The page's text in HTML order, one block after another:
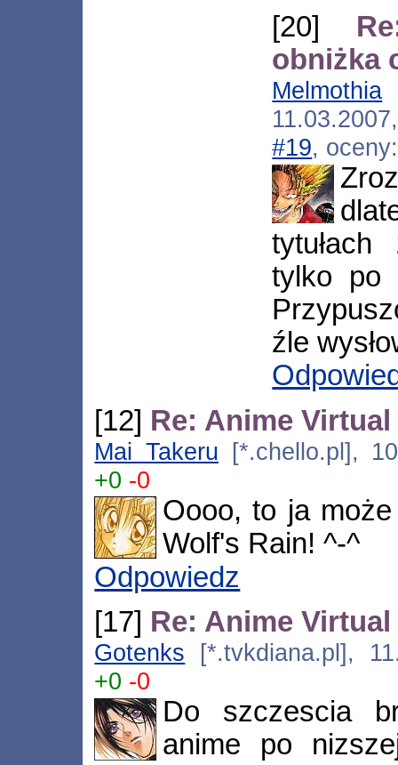
[20]
obniżka
Melmothia
#19,
tylko po
źle
[12] Re: Anime
Mai Takeru [*.chello.pl],
+0 -0
Oooo, to ja
Wolf's Rain! ^-^
Odpowiedz
[17] Re: Anime
Gotenks [*.tvkdiana.pl],
+0 -0
Do szczescia
anime po